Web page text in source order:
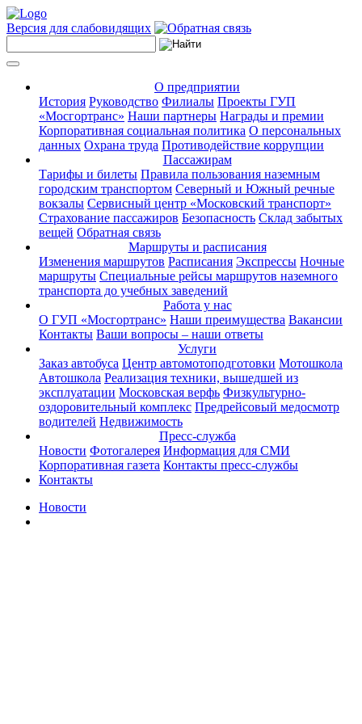
Версия для слабовидящих
О предприятии
История Руководство Филиалы Проекты ГУП
«Мосгортранс» Наши партнеры Награды и премии
Корпоративная социальная политика О персональных
данных Охрана труда Противодействие коррупции
Пассажирам
Тарифы и билеты Правила пользования наземным
городским транспортом Северный и Южный речные
вокзалы Сервисный центр «Московский транспорт»
Страхование пассажиров Безопасность Склад забытых
вещей Обратная связь
Маршруты и расписания
Изменения маршрутов Расписания Экспрессы Ночные
маршруты Специальные рейсы маршрутов наземного
транспорта до учебных заведений
Работа у нас
О ГУП «Мосгортранс» Наши преимущества Вакансии
Контакты Ваши вопросы – наши ответы
Услуги
Заказ автобуса Центр автомотоподготовки Мотошкола
Автошкола Реализация техники, вышедшей из
эксплуатации Московская верфь Физкультурно-
оздоровительный комплекс Предрейсовый медосмотр
водителей Недвижимость
Пресс-служба
Новости Фотогалерея Информация для СМИ
Корпоративная газета Контакты пресс-службы
Контакты
Новости